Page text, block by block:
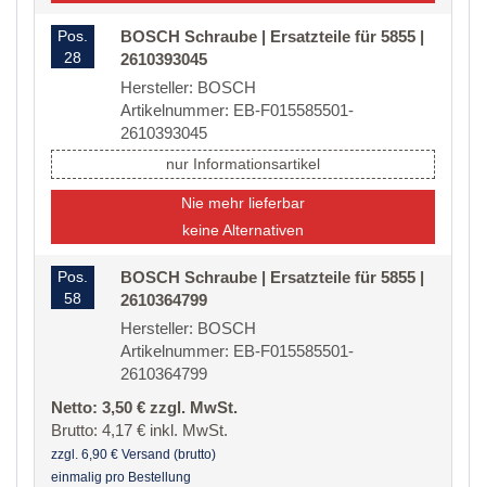
Pos.
28
BOSCH Schraube | Ersatzteile für 5855 |
2610393045
Hersteller: BOSCH
Artikelnummer: EB-F015585501-
2610393045
nur Informationsartikel
Nie mehr lieferbar
keine Alternativen
Pos.
58
BOSCH Schraube | Ersatzteile für 5855 |
2610364799
Hersteller: BOSCH
Artikelnummer: EB-F015585501-
2610364799
Netto: 3,50 € zzgl. MwSt.
Brutto: 4,17 € inkl. MwSt.
zzgl. 6,90 € Versand (brutto)
einmalig pro Bestellung